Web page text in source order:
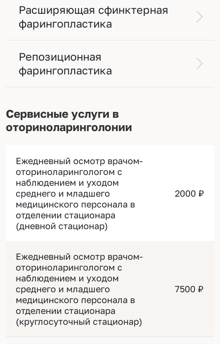
Расширяющая сфинктерная
фарингопластика
Репозиционная
фарингопластика
Сервисные услуги в
оториноларинголонии
Ежедневный осмотр врачом-
оториноларингологом с
наблюдением и уходом
среднего и младшего
медицинского персонала в
отделении стационара
(дневной стационар)
2000 ₽
Ежедневный осмотр врачом-
оториноларингологом с
наблюдением и уходом
среднего и младшего
медицинского персонала в
отделении стационара
(круглосуточный стационар)
7500 ₽